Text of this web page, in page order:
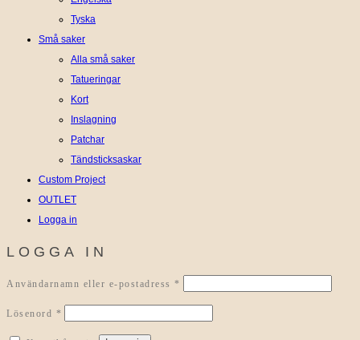
Tyska
Små saker
Alla små saker
Tatueringar
Kort
Inslagning
Patchar
Tändsticksaskar
Custom Project
OUTLET
Logga in
LOGGA IN
Användarnamn eller e-postadress *
Lösenord *